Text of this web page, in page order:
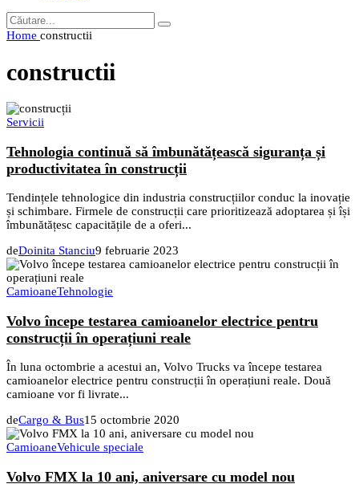
Home constructii
constructii
Servicii
Tehnologia continuă să îmbunătățească siguranța și
productivitatea în construcții
Tendințele tehnologice din industria construcțiilor conduc la inovație
și schimbare. Firmele de construcții care prioritizează adoptarea și își
îmbunătățesc capacitățile de a oferi...
deDoinita Stanciu9 februarie 2023
CamioaneTehnologie
Volvo începe testarea camioanelor electrice pentru
construcții în operațiuni reale
În luna octombrie a acestui an, Volvo Trucks va începe testarea
camioanelor electrice pentru construcții în operațiuni reale. Două
camioane vor fi livrate...
deCargo & Bus15 octombrie 2020
CamioaneVehicule speciale
Volvo FMX la 10 ani, aniversare cu model nou